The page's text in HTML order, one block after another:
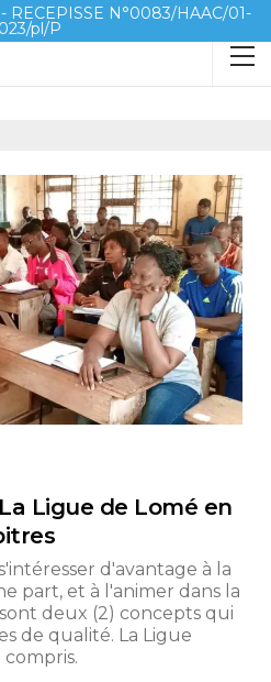
RECEPISSE N°0083/HAAC/01-
pl/P
Ligue de Lomé en
d'avantage à la
part, et à l'animer dans la
deux (2) concepts qui
de qualité. La Ligue